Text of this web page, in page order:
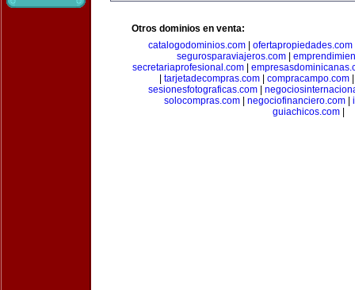
Otros dominios en venta:
catalogodominios.com| ofertapropiedades.com
segurosparaviajeros.com
secretariaprofesional.com|
tarjetadecompras.com compracampo.com
sesionesfotograficas.com
solocompras.com| negociofinanciero.com|
guiachicos.com|